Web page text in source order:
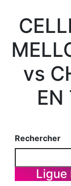
vs
EN
Rechercher